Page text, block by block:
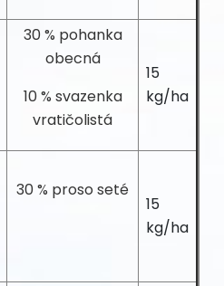
30 % pohanka
obecná
10 % svazenka
vratičolistá
15
kg/ha
30 % proso seté
15
kg/ha